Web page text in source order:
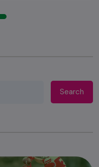
Search